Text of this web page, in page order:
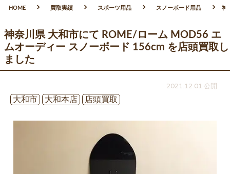
HOME 買取実績 スポーツ用品 スノーボード用品 神
神奈川県 大和市にて ROME/ローム MOD56 エ
ムオーディー スノーボード 156cm を店頭買取し
ました
2021.12.01 公開
大和市
大和本店 店頭買取